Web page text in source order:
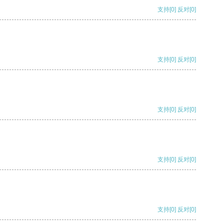
支持[0] 反对[0]
支持[0] 反对[0]
支持[0] 反对[0]
支持[0] 反对[0]
支持[0] 反对[0]